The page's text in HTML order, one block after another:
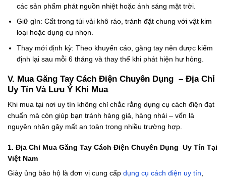
các sản phẩm phát nguồn nhiệt hoặc ánh sáng mặt trời.
Giữ gìn: Cất trong túi vải khô ráo, tránh đặt chung với vật kim
loại hoặc dụng cụ nhọn.
Thay mới định kỳ: Theo khuyến cáo, găng tay nên được kiểm
định lại sau mỗi 6 tháng và thay thế khi phát hiện hư hỏng.
V. Mua Găng Tay Cách Điện Chuyên Dụng – Địa Chỉ
Uy Tín Và Lưu Ý Khi Mua
Khi mua tại nơi uy tín không chỉ chắc rằng dụng cụ cách điện đạt
chuẩn mà còn giúp bạn tránh hàng giả, hàng nhái – vốn là
nguyên nhân gây mất an toàn trong nhiều trường hợp.
1. Địa Chỉ Mua Găng Tay Cách Điện Chuyên Dụng Uy Tín Tại
Việt Nam
Giày ủng bảo hộ là đơn vị cung cấp dụng cụ cách điện uy tín